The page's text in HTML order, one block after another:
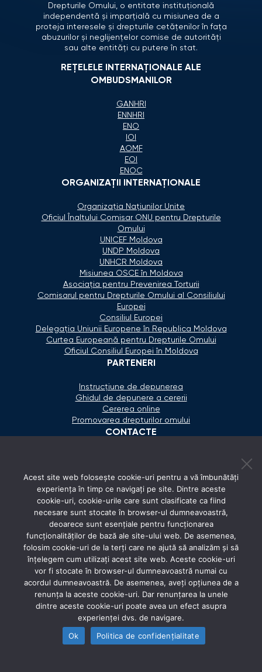
Drepturile Omului, o entitate instituțională
independentă și imparțială cu misiunea de a
proteja interesele și drepturile cetățenilor în fața
abuzurilor și neglijențelor comise de autorități
sau alte entități cu putere în stat.
REȚELELE INTERNAȚIONALE ALE
OMBUDSMANILOR
GANHRI
ENNHRI
ENO
IOI
AOMF
EOI
ENOC
ORGANIZAŢII INTERNAŢIONALE
Organizaţia Naţiunilor Unite
Oficiul Înaltului Comisar ONU pentru Drepturile
Omului
UNICEF Moldova
UNDP Moldova
UNHCR Moldova
Misiunea OSCE în Moldova
Asociaţia pentru Prevenirea Torturii
Comisarul pentru Drepturile Omului al Consiliului
Europei
Consiliul Europei
Delegaţia Uniunii Europene în Republica Moldova
Curtea Europeană pentru Drepturile Omului
Oficiul Consiliul Europei în Moldova
PARTENERI
Instrucțiune de depunerea
Ghidul de depunere a cererii
Cererea online
Promovarea drepturilor omului
CONTACTE
secretariat@ombudsman.md
Strada Calea Ieşilor 11/3, Chişinău
Luni - Vineri: 08:00 - 17:00
REȚELE SOCIALE
© 2026 Avocatul Poporului Ombudsman. All rights
Acest site web folosește cookie-uri pentru a vă îmbunătăți
experiența în timp ce navigați pe site. Dintre aceste
cookie-uri, cookie-urile care sunt clasificate ca fiind
necesare sunt stocate în browser-ul dumneavoastră,
deoarece sunt esențiale pentru funcționarea
funcționalităților de bază ale site-ului web. De asemenea,
folosim cookie-uri de la terți care ne ajută să analizăm și să
înțelegem cum utilizați acest site web. Aceste cookie-uri
vor fi stocate în browser-ul dumneavoastră numai cu
acordul dumneavoastră. De asemenea, aveți opțiunea de a
renunța la aceste cookie-uri. Dar renunțarea la unele
dintre aceste cookie-uri poate avea un efect asupra
experienței dvs. de navigare.
Ok
Politica de confidențialitate